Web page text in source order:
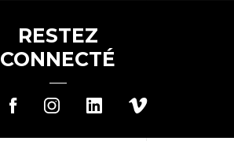
RESTEZ
CONNECTÉ